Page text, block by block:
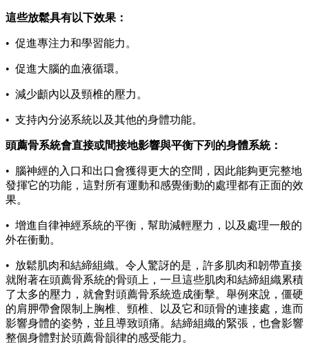
這些放鬆具有以下效果：
• 促進專注力和學習能力。
• 促進大腦的血液循環。
• 減少顱內以及頸椎的壓力。
• 支持內分泌系統以及其他的身體功能。
頭薦骨系統會直接或間接地影響與平衡下列的身體系統：
• 腦神經的入口和出口會獲得更大的空間，因此能夠更完整地
發揮它的功能，這對所有運動和感覺衝動的處理都有正面的效
果。
• 增進自律神經系統的平衡，幫助減輕壓力，以及處理一般的
外在衝動。
• 放鬆肌肉和結締組織。令人驚訝的是，許多肌肉和韌帶直接
就附著在頭薦骨系統的骨頭上，一旦這些肌肉和結締組織累積
了太多的壓力，就會對頭薦骨系統造成衝擊。舉例來說，僵硬
的肩胛帶會限制上胸椎、頸椎、以及它和頭骨的連接處，進而
影響身體的姿勢，並且導致頭痛。結締組織的緊張，也會影響
整個身體對於頭薦骨韻律的感受能力。